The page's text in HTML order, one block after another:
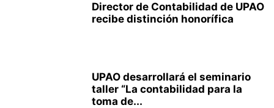
Director de Contabilidad de UPAO
recibe distinción honorífica
UPAO desarrollará el seminario
taller “La contabilidad para la
toma de...